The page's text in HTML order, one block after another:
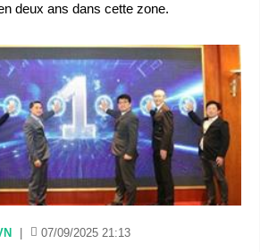
deux ans dans cette zone.
07/09/2025 21:13